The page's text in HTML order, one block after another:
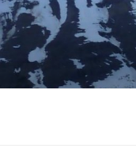
コ
ン
テ
ン